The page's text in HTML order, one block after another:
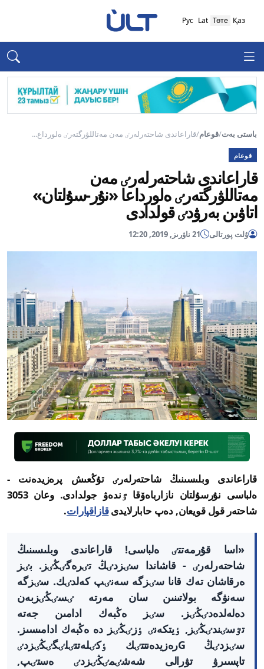
Қаз
Төте
Lat
Рус
باستى بەت/قوعام/قاراعاندى شاحتەرلەرٸ مەن مەتاللۋرگتەرٸ ەلورداع...
قوعام
قاراعاندى شاحتەرلەرٸ مەن
مەتاللۋرگتەرٸ ەلورداعا «نۇر-سۇلتان»
اتاۋىن بەرۋدٸ قولدادى
ۇلت پورتالى 21 ناۋرىز, 2019, 12:20
قاراعاندى وبلىسىنىڭ شاحتەرلەرٸ تۇڭعىش پرەزيدەنت -
ەلباسى نۇرسۇلتان نازارباەۆقا ٷندەۋ جولدادى. وعان 3053
شاحتەر قول قويعان, دەپ حابارلايدىقازاقپارات.
«اسا قۇرمەتتٸ ەلباسى! قاراعاندى وبلىسىنىڭ
شاحتەرلەرٸ - قاشاندا سٸزدٸڭ تٸرەگٸڭٸز. بٸز
ەرقاشان تەك قانا سٸزگە سەنٸپ كەلدٸك. سٸزگە
سەنۋگە بولاتىنىن سان مەرتە ٸسٸڭٸزبەن
دەلەلدەدٸڭٸز. سٸز ەڭبەك ادامىن جەتە
تٷسٸندٸڭٸز, ٶيتكەنٸ ٶزٸڭٸز دە ەڭبەك ادامىسىز.
سٸزدٸڭ Gرەزيدەنتتٸك ٶكٸلەتتٸلٸگٸڭٸزدٸ
تاپسىرۋ تۋرالى شەشٸمٸڭٸزدٸ ەستٸپ,